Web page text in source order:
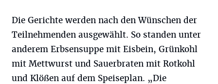
Die Gerichte werden nach den Wünschen der
Teilnehmenden ausgewählt. So standen unter
anderem Erbsensuppe mit Eisbein, Grünkohl
mit Mettwurst und Sauerbraten mit Rotkohl
und Klößen auf dem Speiseplan. „Die